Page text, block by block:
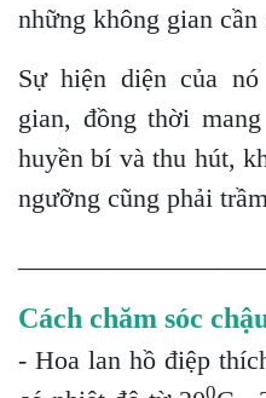
những không gian cần
Sự hiện diện của
gian, đồng thời
huyền bí và thu hút,
ngưỡng cũng phải
Cách chăm sóc
- Hoa lan hồ điệp
0